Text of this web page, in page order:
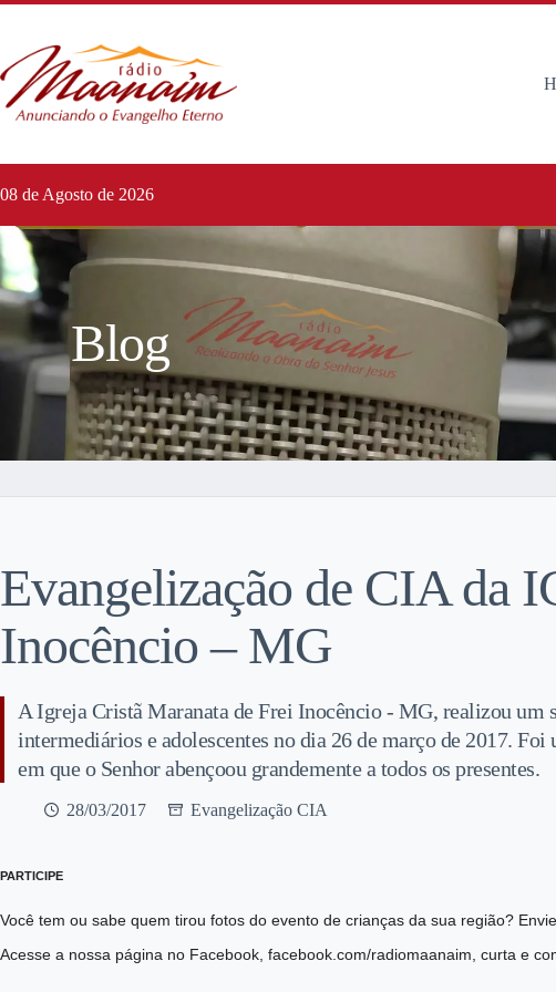
08 de Agosto de 2026
Blog
Evangelização de CIA da
Inocêncio – MG
A Igreja Cristã Maranata de Frei Inocêncio - MG, realizou um
intermediários e adolescentes no dia 26 de março de 2017. Foi
em que o Senhor abençoou grandemente a todos os presentes.
28/03/2017 Evangelização CIA
PARTICIPE
Você tem ou sabe quem tirou fotos do evento de crianças da sua região?
Acesse a nossa página no Facebook, facebook.com/radiomaanaim, curta e